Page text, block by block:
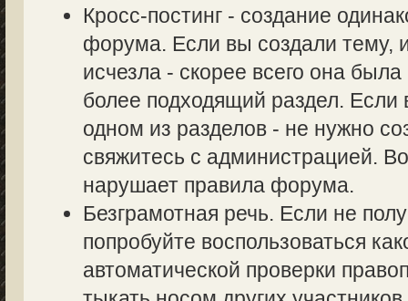
Кросс-постинг - создание
форума. Если вы создали тему,
исчезла - скорее всего она
более подходящий раздел.
одном из разделов - не нужно
свяжитесь с администрацией.
нарушает правила форума.
Безграмотная речь. Если не
попробуйте воспользоваться
автоматической проверки